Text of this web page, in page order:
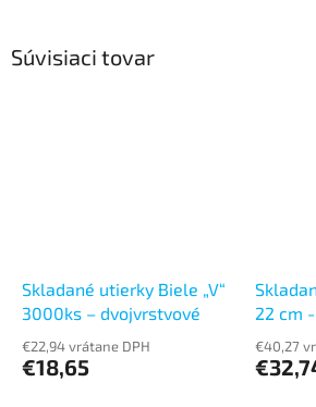
Súvisiaci tovar
Skladané utierky Biele „V“
3000ks – dvojvrstvové
€22,94 vrátane DPH
€18,65
22 cm
€40,27